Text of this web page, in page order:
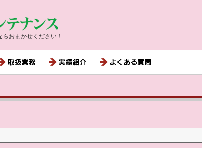
おまかせください！